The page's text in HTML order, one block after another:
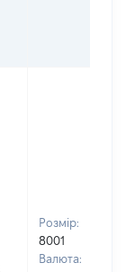
Розмір:
8001
Валюта: